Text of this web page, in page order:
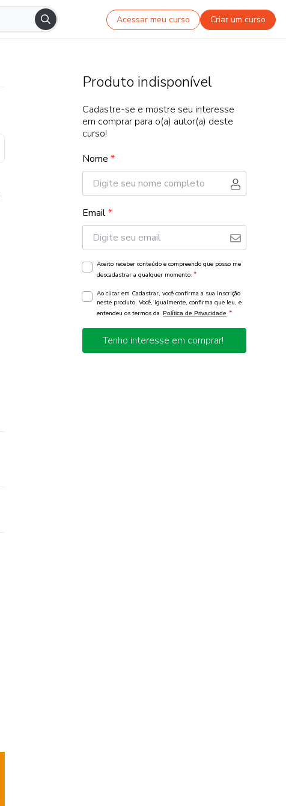
Acessar meu curso Criar um curso
Produto indisponível
Cadastre-se e mostre seu interesse
em comprar para o(a) autor(a) deste
curso!
Nome *
Email*
Aceito receber conteúdo e compreendo que posso me
descadastrar a qualquer momento. *
Ao clicar em Cadastrar, você confirma a sua inscrição
neste produto. Você, igualmente, confirma que leu, e
entendeu os termos da Política de Privacidade *
Tenho interesse em comprar!